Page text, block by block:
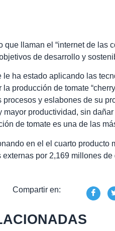
llaman el “internet de las
de desarrollo y
ha estado aplicando las
producción de tomate
y eslabones de su
productividad, sin
de tomate es una de las
en el el cuarto producto
por 2,169 millones de
Compartir en: